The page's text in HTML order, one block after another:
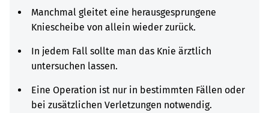
Manchmal gleitet eine herausgesprungene
Kniescheibe von allein wieder zurück.
In jedem Fall sollte man das Knie ärztlich
untersuchen lassen.
Eine Operation ist nur in bestimmten Fällen oder
bei zusätzlichen Verletzungen notwendig.